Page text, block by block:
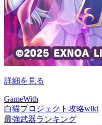
詳細を見る
GameWith
白猫プロジェクト攻略wiki
最強武器ランキング